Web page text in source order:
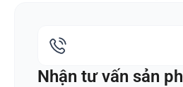
Nhận tư vấn sản